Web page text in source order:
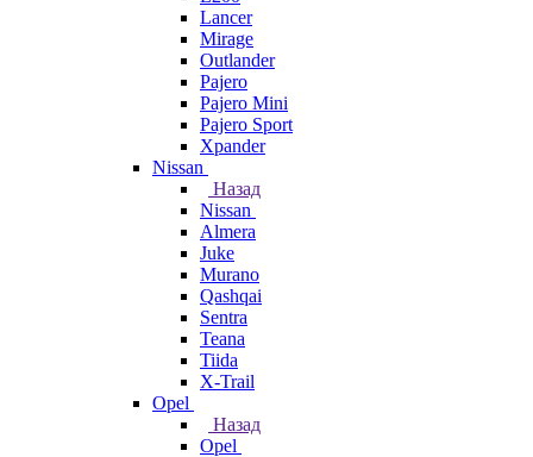
Lancer
Mirage
Outlander
Pajero
Pajero Mini
Pajero Sport
Xpander
Nissan
Назад
Nissan
Almera
Juke
Murano
Qashqai
Sentra
Teana
Tiida
X-Trail
Opel
Назад
Opel